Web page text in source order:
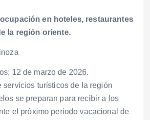
en hoteles, restaurantes
la región oriente.
12 de marzo de 2026.
servicios turísticos de la región
se preparan para recibir a los
el próximo periodo vacacional de